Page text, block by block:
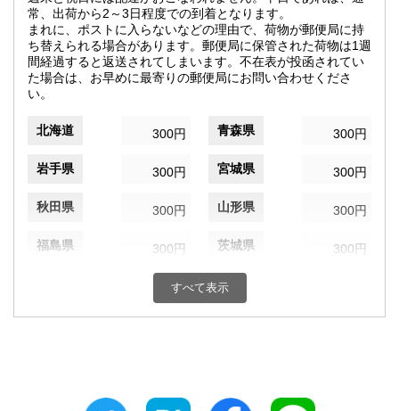
常、出荷から2～3日程度での到着となります。
まれに、ポストに入らないなどの理由で、荷物が郵便局に持
ち替えられる場合があります。郵便局に保管された荷物は1週
間経過すると返送されてしまいます。不在表が投函されてい
た場合は、お早めに最寄りの郵便局にお問い合わせくださ
い。
北海道 300円 青森県 300円
岩手県 300円 宮城県 300円
秋田県 300円 山形県 300円
福島県 300円 茨城県 300円
300円 群馬県
埼玉県 千葉県
300円 富山県
すべて表示